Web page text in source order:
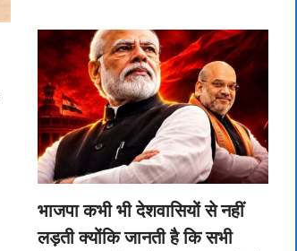
भाजपा कभी भी देशवासियों से नहीं
लड़ती क्योंकि जानती है कि सभी